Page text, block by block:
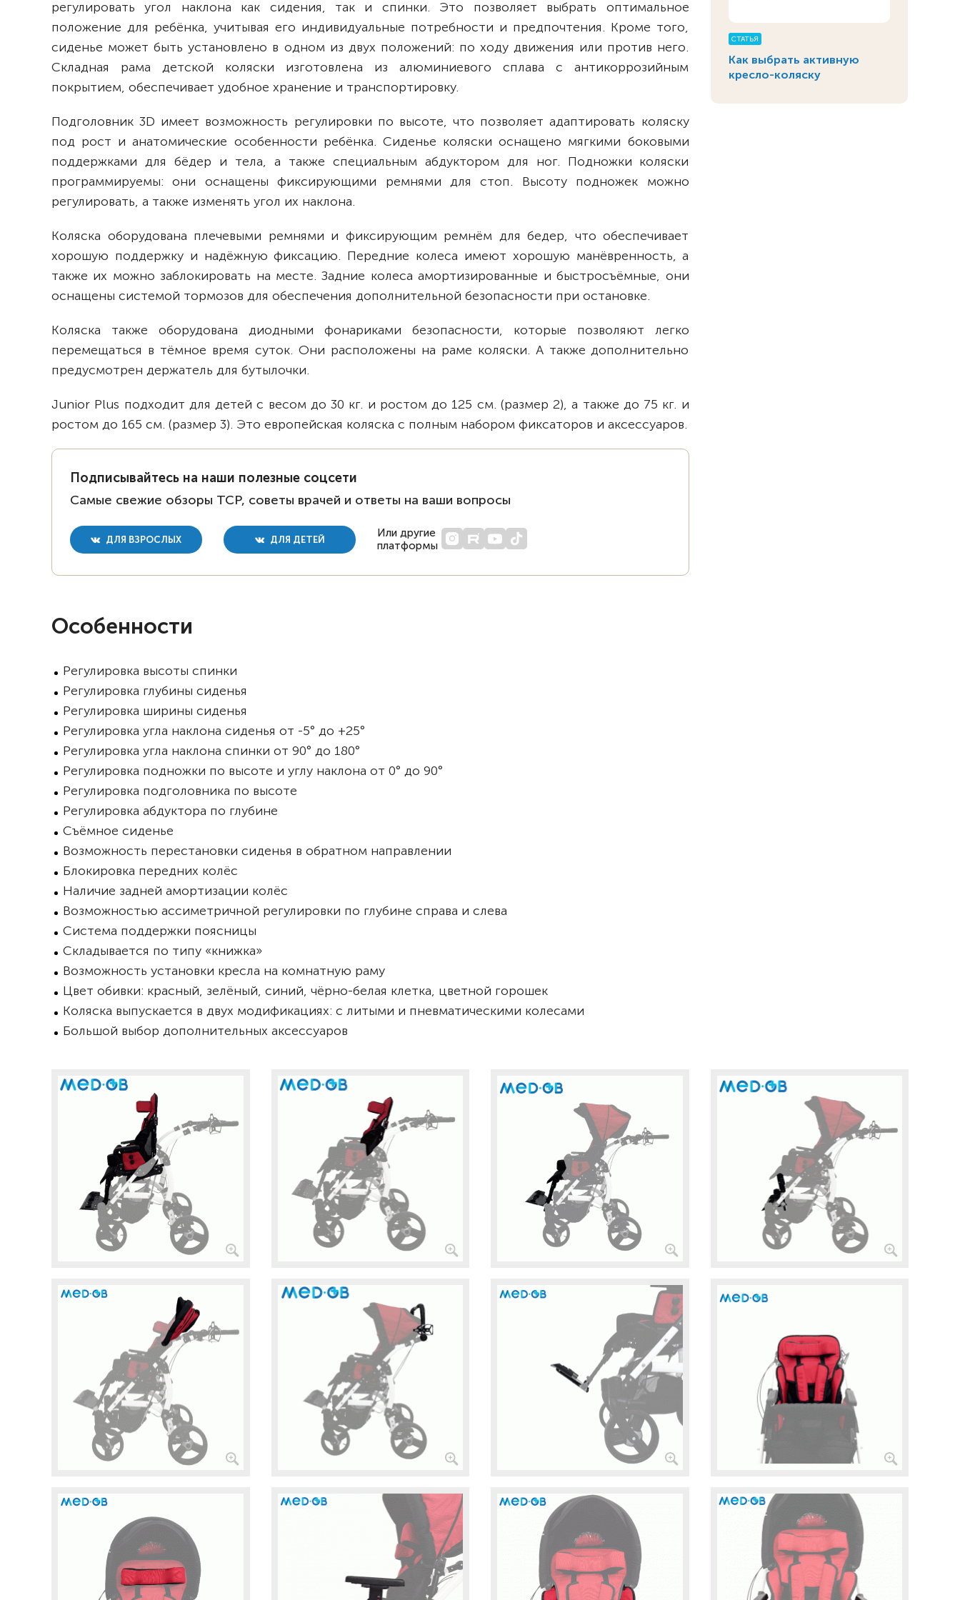
СТАТЬЯ
Как выбрать активную
кресло-коляску
регулировать угол наклона как сидения, так и спинки. Это позволяет выбрать оптимальное
положение для ребёнка, учитывая его индивидуальные потребности и предпочтения. Кроме того,
сиденье может быть установлено в одном из двух положений: по ходу движения или против него.
Складная рама детской коляски изготовлена из алюминиевого сплава с антикоррозийным
покрытием, обеспечивает удобное хранение и транспортировку.
Подголовник 3D имеет возможность регулировки по высоте, что позволяет адаптировать коляску
под рост и анатомические особенности ребёнка. Сиденье коляски оснащено мягкими боковыми
поддержками для бёдер и тела, а также специальным абдуктором для ног. Подножки коляски
программируемы: они оснащены фиксирующими ремнями для стоп. Высоту подножек можно
регулировать, а также изменять угол их наклона.
Коляска оборудована плечевыми ремнями и фиксирующим ремнём для бедер, что обеспечивает
хорошую поддержку и надёжную фиксацию. Передние колеса имеют хорошую манёвренность, а
также их можно заблокировать на месте. Задние колеса амортизированные и быстросъёмные, они
оснащены системой тормозов для обеспечения дополнительной безопасности при остановке.
Коляска также оборудована диодными фонариками безопасности, которые позволяют легко
перемещаться в тёмное время суток. Они расположены на раме коляски. А также дополнительно
предусмотрен держатель для бутылочки.
Junior Plus подходит для детей с весом до 30 кг. и ростом до 125 см. (размер 2), а также до 75 кг. и
ростом до 165 см. (размер 3). Это европейская коляска с полным набором фиксаторов и аксессуаров.
Подписывайтесь на наши полезные соцсети
Самые свежие обзоры ТСР, советы врачей и ответы на ваши вопросы
ДЛЯ ВЗРОСЛЫХ ДЛЯ ДЕТЕЙ
Или другие
платформы
Особенности
Регулировка высоты спинки
Регулировка глубины сиденья
Регулировка ширины сиденья
Регулировка угла наклона сиденья от -5° до +25°
Регулировка угла наклона спинки от 90° до 180°
Регулировка подножки по высоте и углу наклона от 0° до 90°
Регулировка подголовника по высоте
Регулировка абдуктора по глубине
Съёмное сиденье
Возможность перестановки сиденья в обратном направлении
Блокировка передних колёс
Наличие задней амортизации колёс
Возможностью ассиметричной регулировки по глубине справа и слева
Система поддержки поясницы
Складывается по типу «книжка»
Возможность установки кресла на комнатную раму
Цвет обивки: красный, зелёный, синий, чёрно-белая клетка, цветной горошек
Коляска выпускается в двух модификациях: с литыми и пневматическими колесами
Большой выбор дополнительных аксессуаров